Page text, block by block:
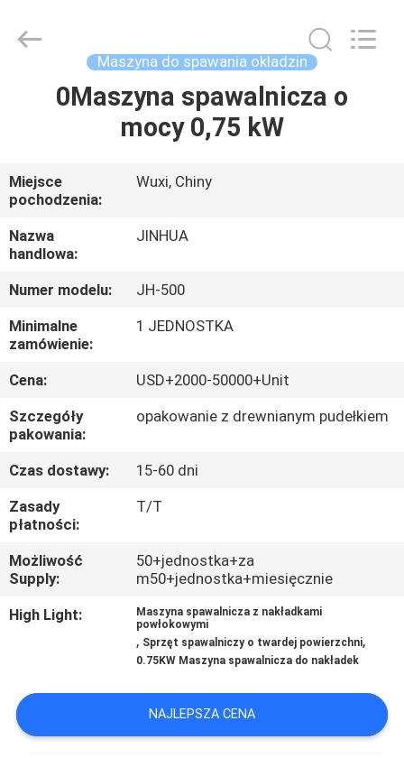
O
NAS
WYCIECZKA
PO
KONTROLA
JAKOŚCI
SKONTAKTUJ
SIĘ
Z
AKTUALNOŚCI
POPROSIĆ
Copyright
Rights
Reserved.
Developed
Maszyna do spawania okładzin
0Maszyna spawalnicza o
mocy 0,75 kW
Miejsce
pochodzenia:
Wuxi, Chiny
Nazwa
handlowa:
JINHUA
Numer modelu:
JH-500
Minimalne
zamówienie:
1 JEDNOSTKA
Cena:
USD+2000-50000+Unit
Szczegóły
pakowania:
opakowanie z drewnianym pudełkiem
Czas dostawy:
15-60 dni
Zasady
płatności:
T/T
Możliwość
Supply:
50+jednostka+za
m50+jednostka+miesięcznie
High Light:
Maszyna spawalnicza z nakładkami
powłokowymi
, Sprzęt spawalniczy o twardej powierzchni,
0.75KW Maszyna spawalnicza do nakładek
NAJLEPSZA CENA